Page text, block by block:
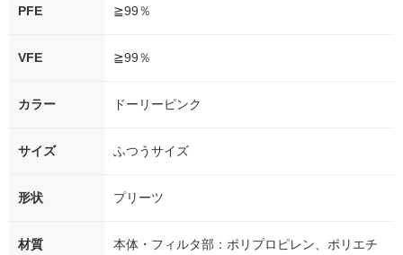
PFE ≧99％
VFE ≧99％
カラー ドーリーピンク
サイズ ふつうサイズ
形状 プリーツ
材質
本体・フィルタ部：ポリプロピレン、ポリエチ